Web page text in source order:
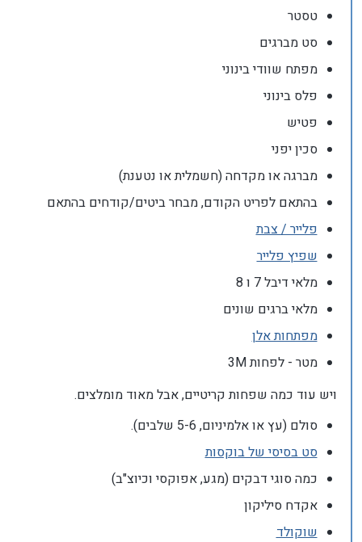
טסטר
סט מברגים
מפתח שוודי בינוני
פלס בינוני
פטיש
סכין יפני
מברגה או מקדחה (חשמלית או נטענת)
בהתאם לפריט הקודם, מבחר ביטים/קודחים בהתאם
פלייר / צבת
שפיץ פלייר
מלאי דיבל 7 ו 8
מלאי ברגים שונים
מפתחות אלן
מטר - לפחות 3M
ויש עוד כמה שפחות קריטיים, אבל מאוד מומלצים.
סולם (עץ או אלמיניום, 5-6 שלבים).
סט בסיסי של בוקסות
כמה סוגי דבקים (מגע, אפוקסי וכיוצ"ב)
אקדח סיליקון
שוקולד